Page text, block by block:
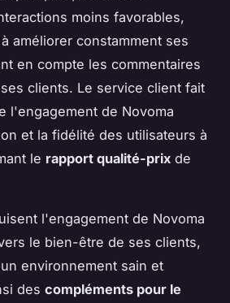
moins favorables,
améliorer constamment ses
en compte les commentaires
clients. Le service client fait
l'engagement de Novoma
et la fidélité des utilisateurs à
le rapport qualité-prix de
l'engagement de Novoma
le bien-être de ses clients,
environnement sain et
des compléments pour le